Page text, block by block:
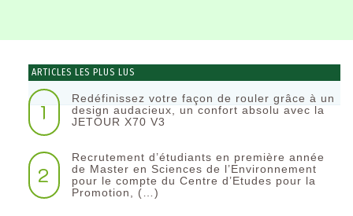
ARTICLES LES PLUS LUS
1
Redéfinissez votre façon de rouler grâce à un
design audacieux, un confort absolu avec la
JETOUR X70 V3
2
Recrutement d’étudiants en première année
de Master en Sciences de l’Environnement
pour le compte du Centre d’Etudes pour la
Promotion, (…)